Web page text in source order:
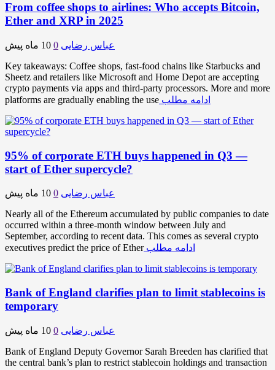
From coffee shops to airlines: Who accepts Bitcoin,
Ether and XRP in 2025
عباس رضایی 0 10 ماه پیش
Key takeaways: Coffee shops, fast-food chains like Starbucks and
Sheetz and retailers like Microsoft and Home Depot are accepting
crypto payments via apps and third-party processors. More and more
platforms are gradually enabling the use ادامه مطلب
95% of corporate ETH buys happened in Q3 —
start of Ether supercycle?
عباس رضایی 0 10 ماه پیش
Nearly all of the Ethereum accumulated by public companies to date
occurred within a three-month window between July and
September, according to recent data. This comes as several crypto
executives predict the price of Ether ادامه مطلب
Bank of England clarifies plan to limit stablecoins is
temporary
عباس رضایی 0 10 ماه پیش
Bank of England Deputy Governor Sarah Breeden has clarified that
the central bank’s plan to restrict stablecoin holdings and transaction